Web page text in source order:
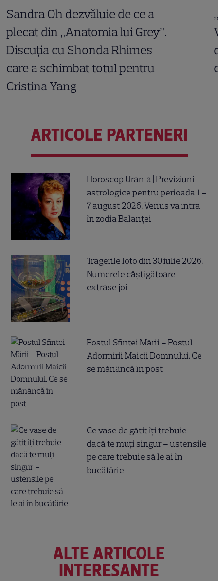
Sandra Oh dezvăluie de ce a
plecat din „Anatomia lui Grey”.
Discuția cu Shonda Rhimes
care a schimbat totul pentru
Cristina Yang
ARTICOLE PARTENERI
Horoscop Urania | Previziuni
astrologice pentru perioada 1 –
7 august 2026. Venus va intra
în zodia Balanței
Tragerile loto din 30 iulie 2026.
Numerele câştigătoare
extrase joi
Postul Sfintei Mării – Postul
Adormirii Maicii Domnului. Ce
se mănâncă în post
Ce vase de gătit îți trebuie
dacă te muți singur – ustensile
pe care trebuie să le ai în
bucătărie
ALTE ARTICOLE
INTERESANTE